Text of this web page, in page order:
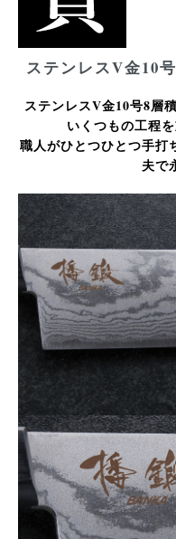
ステンレスV金10
ステンレスV金10号8層
いくつもの工程
職人がひとつひとつ手打
夫で